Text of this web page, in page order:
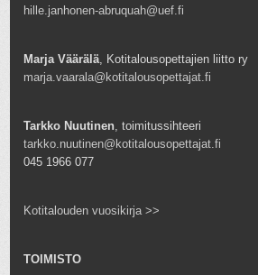
hille.janhonen-abruquah@uef.fi
Marja Väärälä , Kotitalousopettajien liitto ry
marja.vaarala@kotitalousopettajat.fi
Tarkko Nuutinen , toimitussihteeri
tarkko.nuutinen@kotitalousopettajat.fi
045 1966 077
Kotitalouden vuosikirja >>
TOIMISTO